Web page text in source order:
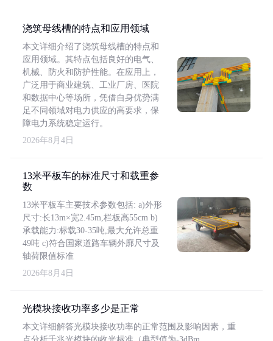
浇筑母线槽的特点和应用领域
本文详细介绍了浇筑母线槽的特点和
应用领域。其特点包括良好的电气、
机械、防火和防护性能。在应用上，
广泛用于商业建筑、工业厂房、医院
和数据中心等场所，凭借自身优势满
足不同领域对电力供应的高要求，保
障电力系统稳定运行。
2026年8月4日
13米平板车的标准尺寸和载重参
数
13米平板车主要技术参数包括: a)外形
尺寸:长13m×宽2.45m,栏板高55cm b)
承载能力:标载30-35吨,最大允许总重
49吨 c)符合国家道路车辆外廓尺寸及
轴荷限值标准
2026年8月4日
光模块接收功率多少是正常
本文详细解答光模块接收功率的正常范围及影响因素，重